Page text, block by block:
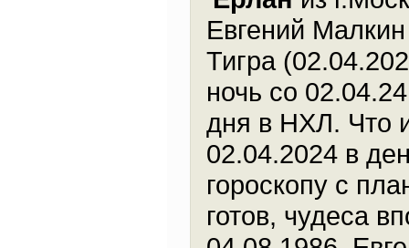
Евгений
Тигра
ночь со
дня в НХЛ. Что
02.04.2024 в
гороскопу с
готов, чудеса